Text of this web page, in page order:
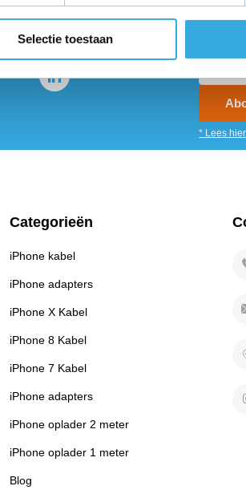
Selectie toestaan
* Lees
Categorieën
iPhone kabel
iPhone adapters
iPhone X Kabel
iPhone 8 Kabel
iPhone 7 Kabel
iPhone adapters
iPhone oplader 2 meter
iPhone oplader 1 meter
Blog